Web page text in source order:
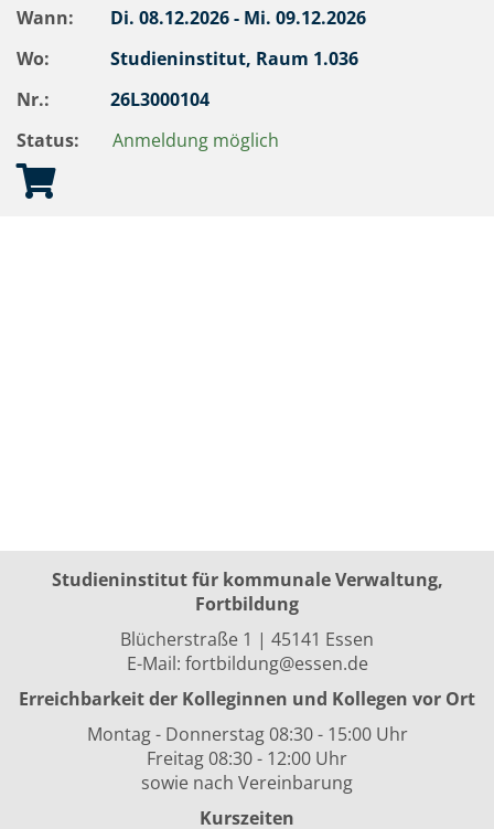
Wann: Di. 08.12.2026 - Mi. 09.12.2026
Wo:
Studieninstitut, Raum 1.036
Nr.:
26L3000104
Status:
Anmeldung möglich
Studieninstitut für kommunale Verwaltung,
Fortbildung
Blücherstraße 1 | 45141 Essen
E-Mail: fortbildung@essen.de
Erreichbarkeit der Kolleginnen und Kollegen vor Ort
Montag - Donnerstag 08:30 - 15:00 Uhr
Freitag 08:30 - 12:00 Uhr
sowie nach Vereinbarung
Kurszeiten